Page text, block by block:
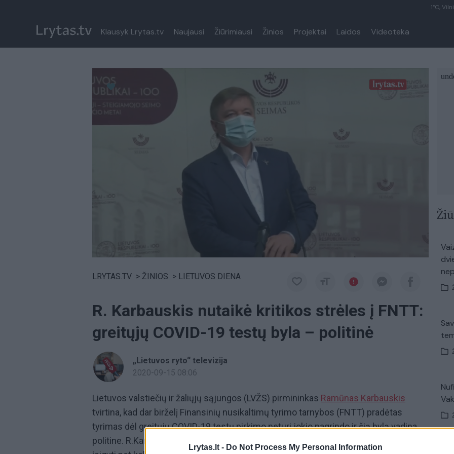
Lrytas.lt - Do Not Process My Personal Information
1°C,
Klausyk Lrytas.tv Naujausi Žiūrimiausi Žinios Projektai Laidos Videoteka
LRYTAS.TV > ŽINIOS > LIETUVOS DIENA
R. Karbauskis nutaikė kritikos strėles į FNTT:
greitųjų COVID-19 testų byla – politinė
„Lietuvos ryto“ televizija
2020-09-15 08:06
Lietuvos valstiečių ir žaliųjų sąjungos (LVŽS) pirmininkas Ramūnas Karbauskis
tvirtina, kad dar birželį Finansinių nusikaltimų tyrimo tarnybos (FNTT) pradėtas
tyrimas dėl greitųjų COVID-19 testų pirkimo neturi jokio pagrindo ir šią bylą vadina
politine. R.Karbauskis pasidžiaugė, kad, nors testai koronaviruso tyrimams buvo